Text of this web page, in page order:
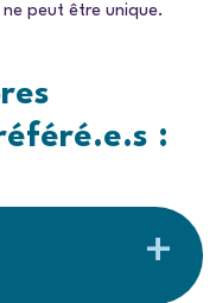
peut être unique.
: